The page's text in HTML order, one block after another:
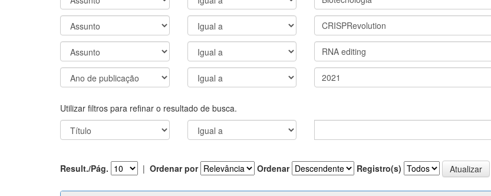
Utilizar filtros para refinar o resultado de busca.
Result./Pág. | Ordenar por Ordenar Registro(s)